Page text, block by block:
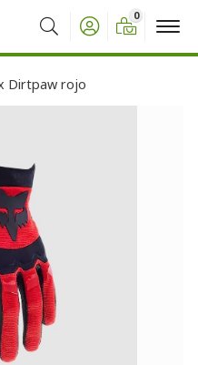
Buscar
0
Dirtpaw rojo